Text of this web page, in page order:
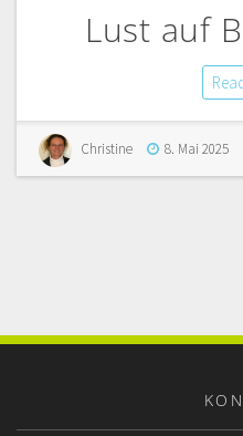
Lust auf
Christine 8. Mai 2025